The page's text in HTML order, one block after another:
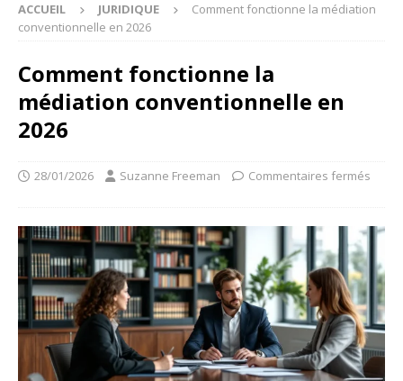
ACCUEIL JURIDIQUE
Comment fonctionne la médiation
conventionnelle en 2026
Comment fonctionne la
médiation conventionnelle en
2026
28/01/2026 Suzanne Freeman Commentaires fermés